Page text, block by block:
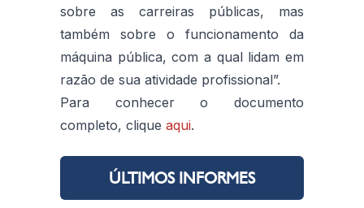
sobre as carreiras públicas, mas
também sobre o funcionamento da
máquina pública, com a qual lidam em
razão de sua atividade profissional”.
Para conhecer o documento
completo, clique aqui.
ÚLTIMOS INFORMES